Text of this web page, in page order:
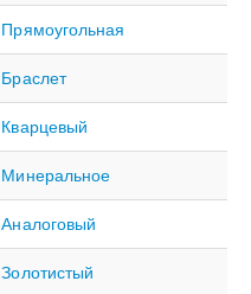
Прямоугольная
Браслет
Кварцевый
Минеральное
Аналоговый
Золотистый